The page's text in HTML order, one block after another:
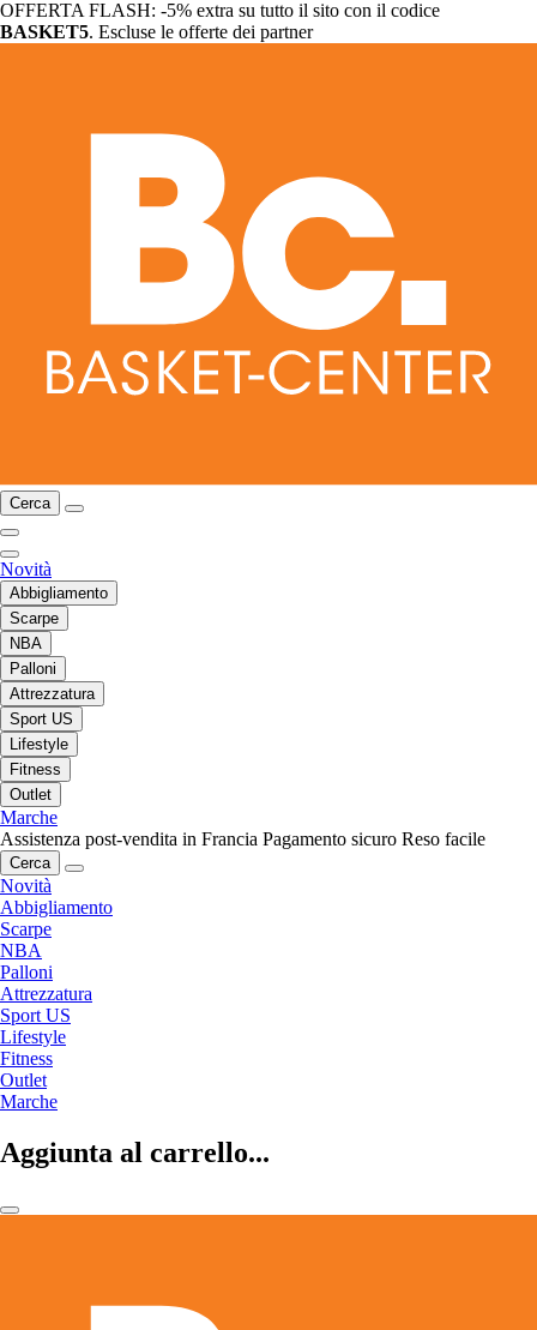
OFFERTA FLASH: -5% extra su tutto il sito con il codice
BASKET5. Escluse le offerte dei partner
Cerca
Novità
Abbigliamento
Scarpe
NBA
Palloni
Attrezzatura
Sport US
Lifestyle
Fitness
Outlet
Marche
Assistenza post-vendita in Francia Pagamento sicuro Reso facile
Cerca
Novità
Abbigliamento
Scarpe
NBA
Palloni
Attrezzatura
Sport US
Lifestyle
Fitness
Outlet
Marche
Aggiunta al carrello...